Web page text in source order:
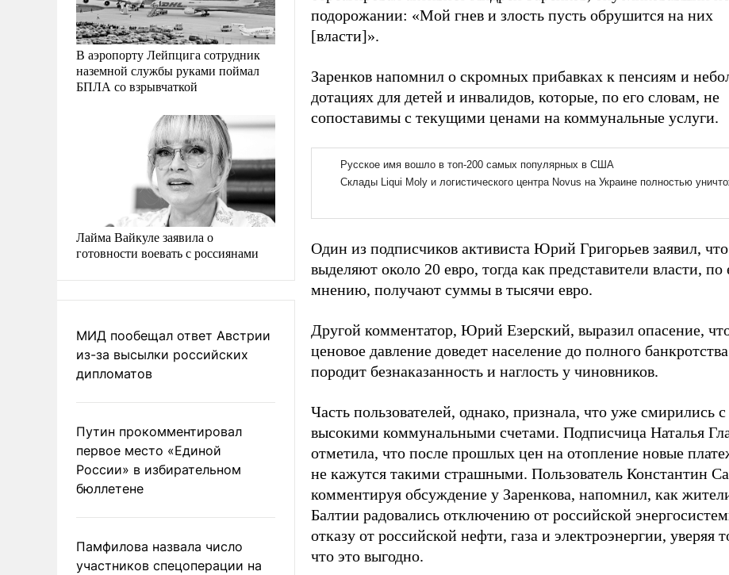
В аэропорту Лейпцига сотрудник
наземной службы руками поймал
БПЛА со взрывчаткой
Лайма Вайкуле заявила о
готовности воевать с россиянами
МИД пообещал ответ Австрии
из-за высылки российских
дипломатов
Путин прокомментировал
первое место «Единой
России» в избирательном
бюллетене
Памфилова назвала число
участников спецоперации на
подорожании: «Мой гнев и злость пусть обрушится на них
[власти]».
Заренков напомнил о скромных прибавках к пенсиям и
дотациях для детей и инвалидов, которые, по его словам, не
сопоставимы с текущими ценами на коммунальные услуги.
Один из подписчиков активиста Юрий Григорьев заявил,
выделяют около 20 евро, тогда как представители власти, по
мнению, получают суммы в тысячи евро.
Другой комментатор, Юрий Езерский, выразил опасение,
ценовое давление доведет население до полного
породит безнаказанность и наглость у чиновников.
Часть пользователей, однако, признала, что уже смирились с
высокими коммунальными счетами. Подписчица Наталья
отметила, что после прошлых цен на отопление новые
не кажутся такими страшными. Пользователь Константин
комментируя обсуждение у Заренкова, напомнил, как
Балтии радовались отключению от российской
отказу от российской нефти, газа и электроэнергии, уверяя
что это выгодно.